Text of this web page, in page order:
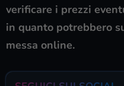
verificare i prezzi
in quanto potrebbero
messa online.